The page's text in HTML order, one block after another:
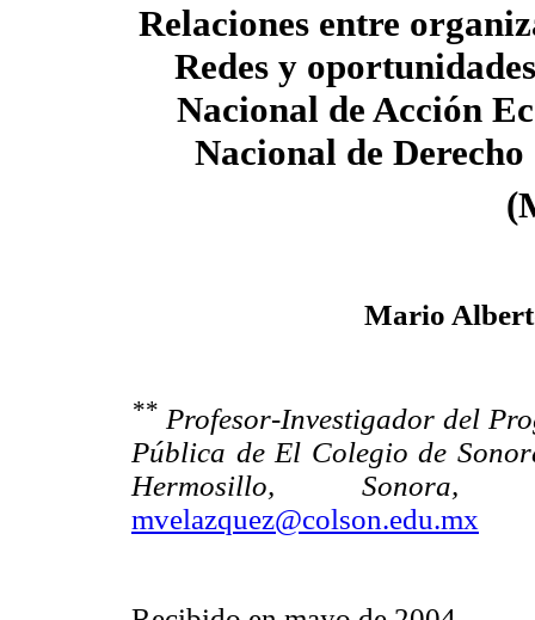
Relaciones entre
Redes y
Nacional de Acción
Nacional de
Mario
** Profesor-Investigador del
Pública de El Colegio de
Hermosillo, Sonora,
mvelazquez@colson.edu.mx